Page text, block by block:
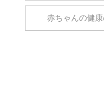
赤ちゃんの健